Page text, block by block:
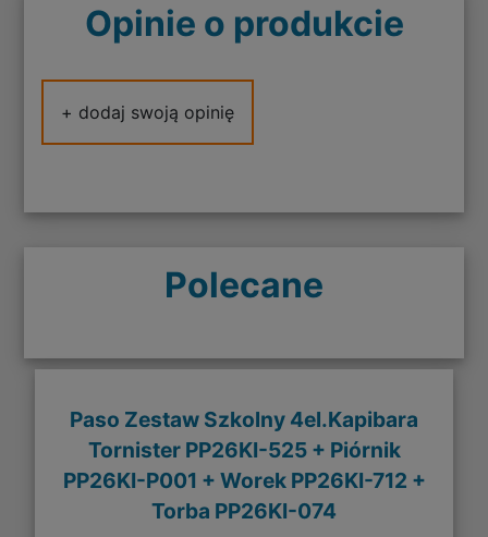
Opinie o produkcie
+ dodaj swoją opinię
Polecane
Paso Zestaw Szkolny 4el.Kapibara
Tornister PP26KI-525 + Piórnik
PP26KI-P001 + Worek PP26KI-712 +
Torba PP26KI-074